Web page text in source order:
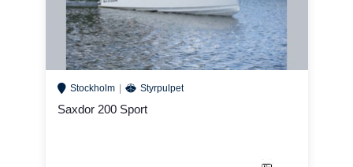
Stockholm Styrpulpet
Saxdor 200 Sport